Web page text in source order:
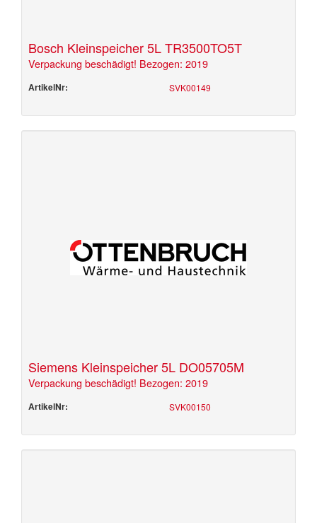
Bosch Kleinspeicher 5L TR3500TO5T
Verpackung beschädigt! Bezogen: 2019
ArtikelNr: SVK00149
Siemens Kleinspeicher 5L DO05705M
Verpackung beschädigt! Bezogen: 2019
ArtikelNr: SVK00150